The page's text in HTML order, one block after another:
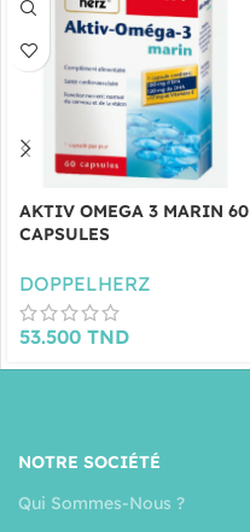
AKTIV OMEGA 3 MARIN 60
CAPSULES
DOPPELHERZ
53.500 TND
NOTRE SOCIÉTÉ
Qui Sommes-Nous ?